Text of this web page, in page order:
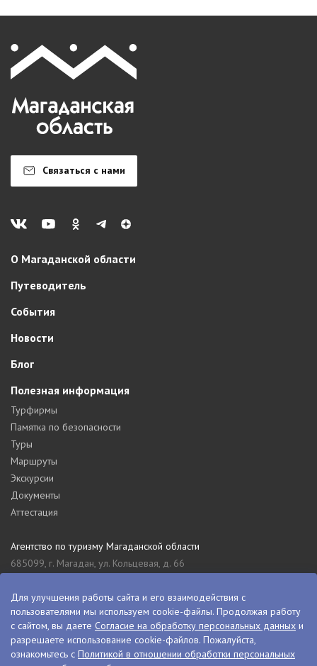
Связаться с нами
О Магаданской области
Путеводитель
События
Новости
Блог
Полезная информация
Турфирмы
Памятка по безопасности
Туры
Маршруты
Экскурсии
Документы
Аттестация
Агентство по туризму Магаданской области
685099, г. Магадан, ул. Кольцевая, д. 66
8 (4132) 61-76-67
Туристский информационный центр Магаданской области
685000, г. Магадан, ул. Пролетарская, д. 11
visitkolyma@mail.ru
Для улучшения работы сайта и его взаимодействия с
пользователями мы используем cookie-файлы. Продолжая работу
с сайтом, вы даете Согласие на обработку персональных данных и
разрешаете использование cookie-файлов. Пожалуйста,
ознакомьтесь с Политикой в отношении обработки персональных